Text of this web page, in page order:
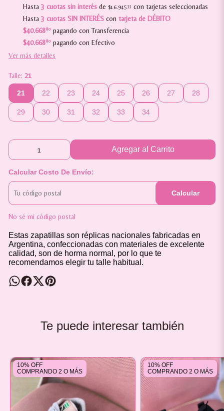
Hasta 3 cuotas sin interésde $16.945 33 con tarjetas seleccionadas
Hasta 3 cuotas SIN INTERÉScon tarjeta de DÉBITO
$40.66880pagando con Transferencia
$40.66880pagando con Efectivo
Ver más detalles
Talle: 21
21 22 23 24 25 26 27 28
29 30 31 32 33 34
Agregar al Carrito
Calcular Costo De Envío:
Calcular
No sé mi código postal
Estas zapatillas son réplicas nacionales fabricadas en
Argentina, confeccionadas con materiales de excelente
calidad, son de horma normal, por lo que te
recomendamos elegir tu talle habitual.
Te puede interesar también
10% OFF
COMPRANDO 2 O MÁS
10% OFF
COMPRANDO 2 O MÁS